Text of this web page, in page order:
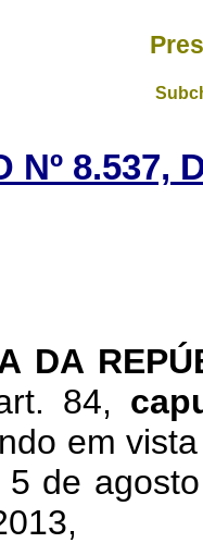
Nº 8.537,
DA
84,
em
5 de